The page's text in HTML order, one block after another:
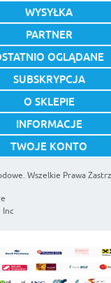
WYSYŁKA
PARTNER
OGLĄDANE
SUBSKRYPCJA
O SKLEPIE
INFORMACJE
TWOJE KONTO
. Wszelkie Prawa
Inc